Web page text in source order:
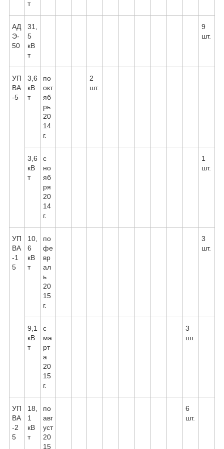
т
АД
Э-
50
31,
5
кВ
т
9
шт.
УП
ВА
-5
3,6
кВ
т
по
окт
яб
рь
20
14
г.
2
шт.
3,6
кВ
т
с
но
яб
ря
20
14
г.
1
шт.
УП
ВА
-1
5
10,
6
кВ
т
по
фе
вр
ал
ь
20
15
г.
3
шт.
9,1
кВ
т
с
ма
рт
а
20
15
г.
3
шт.
УП
ВА
-2
5
18,
1
кВ
т
по
авг
уст
20
15
6
шт.